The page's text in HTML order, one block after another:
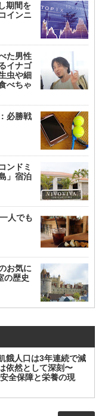
期間を
インニ
た男性
イナゴ
虫や細
べちゃ
必勝戦
ンドミ
」宿泊
人でも
お気に
の歴史
餓人口は3年連続で減
依然として深刻〜
全保障と栄養の現